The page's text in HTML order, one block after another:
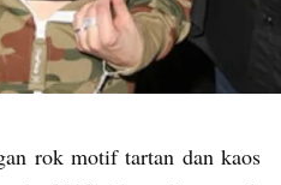
rok motif tartan dan kaos